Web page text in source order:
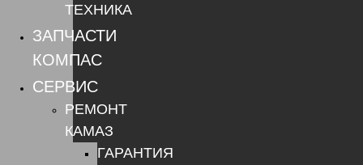
ТЕХНИКА
ЗАПЧАСТИ
КОМПАС
СЕРВИС
РЕМОНТ
КАМАЗ
ГАРАНТИЯ